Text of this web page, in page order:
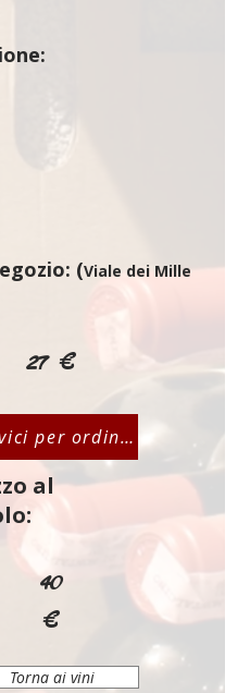
(Viale dei Mille
27 €
Scrivici per ordinare
al
40
€
Torna ai vini